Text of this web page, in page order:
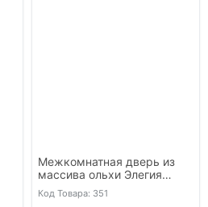
Межкомнатная дверь из
массива ольхи Элегия
античный орех со стеклом
Код Товара: 351